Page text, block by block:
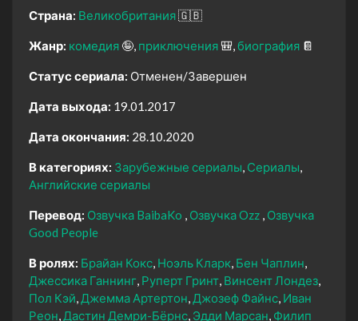
Страна: Великобритания🇬🇧
Жанр: комедия 🤪 приключения 🎒 биография 📔
Статус сериала: Отменен/Завершен
Дата выхода: 19.01.2017
Дата окончания: 28.10.2020
В категориях: Зарубежные сериалы Сериалы
Английские сериалы
Перевод: Озвучка BaibaKo Озвучка Ozz Озвучка
Good People
В ролях: Брайан Кокс Ноэль Кларк Бен Чаплин
Джессика Ганнинг Руперт Гринт Винсент Лондез
Пол Кэй Джемма Артертон Джозеф Файнс Иван
Реон Дастин Демри-Бёрнс Эдди Марсан Филип